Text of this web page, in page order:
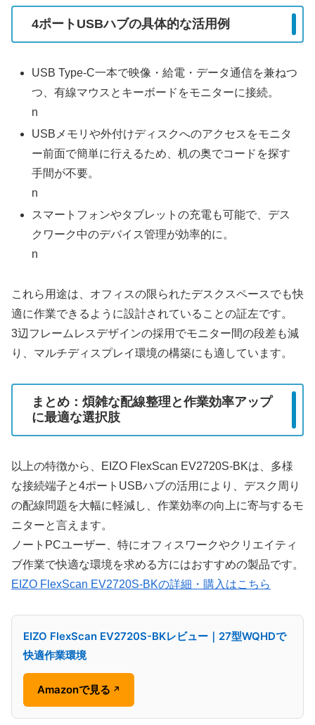
4ポートUSBハブの具体的な活用例
USB Type-C一本で映像・給電・データ通信を兼ねつ
つ、有線マウスとキーボードをモニターに接続。
n
USBメモリや外付けディスクへのアクセスをモニタ
ー前面で簡単に行えるため、机の奥でコードを探す
手間が不要。
n
スマートフォンやタブレットの充電も可能で、デス
クワーク中のデバイス管理が効率的に。
n
これら用途は、オフィスの限られたデスクスペースでも快
適に作業できるように設計されていることの証左です。
3辺フレームレスデザインの採用でモニター間の段差も減
り、マルチディスプレイ環境の構築にも適しています。
まとめ：煩雑な配線整理と作業効率アップ
に最適な選択肢
以上の特徴から、EIZO FlexScan EV2720S-BKは、多様
な接続端子と4ポートUSBハブの活用により、デスク周り
の配線問題を大幅に軽減し、作業効率の向上に寄与するモ
ニターと言えます。
ノートPCユーザー、特にオフィスワークやクリエイティ
ブ作業で快適な環境を求める方にはおすすめの製品です。
EIZO FlexScan EV2720S-BKの詳細・購入はこちら
EIZO FlexScan EV2720S-BKレビュー｜27型WQHDで
快適作業環境
Amazonで見る ↗